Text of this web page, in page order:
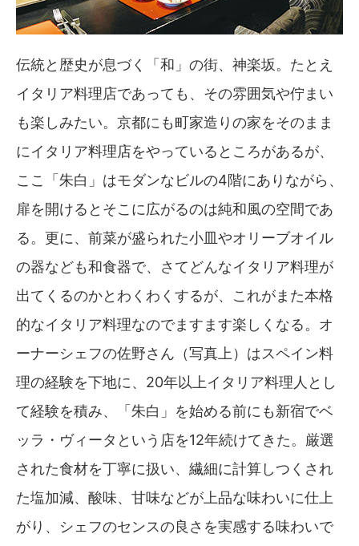
伝統と歴史が息づく「和」の街、神楽坂。たとえ
イタリア料理店であっても、その雰囲気や佇まい
も楽しみたい。京都にも町家造りの家をそのまま
にイタリア料理店をやっているところがあるが、
ここ「朱白」はモダンなビルの4階にありながら、
扉を開けるとそこに広がるのは純和風の空間であ
る。更に、前菜が盛られた小皿やオリーブオイル
の器なども和食器で、さてどんなイタリア料理が
出てくるのかとわくわくするが、これがまた本格
的なイタリア料理なのでますます楽しくなる。オ
ーナーシェフの佐野さん（写真上）はスペイン料
理の経験を下地に、20年以上イタリア料理人とし
て経験を積み、「朱白」を始める前にも新宿でベ
ッラ・ヴィータという店を12年続けてきた。厳選
された食材を丁寧に扱い、繊細に計算しつくされ
た塩加減、酸味、甘味などが上品な味わいに仕上
がり、シェフのセンスの良さを実感する味わいで